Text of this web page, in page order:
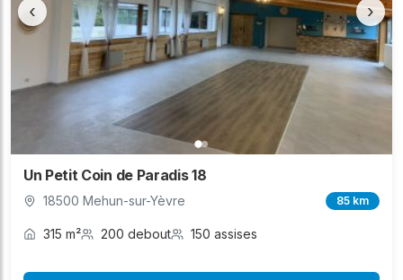
‹ ›
Un Petit Coin de Paradis 18
18500 Mehun-sur-Yèvre 85 km
315 m² 200 debout 150 assises